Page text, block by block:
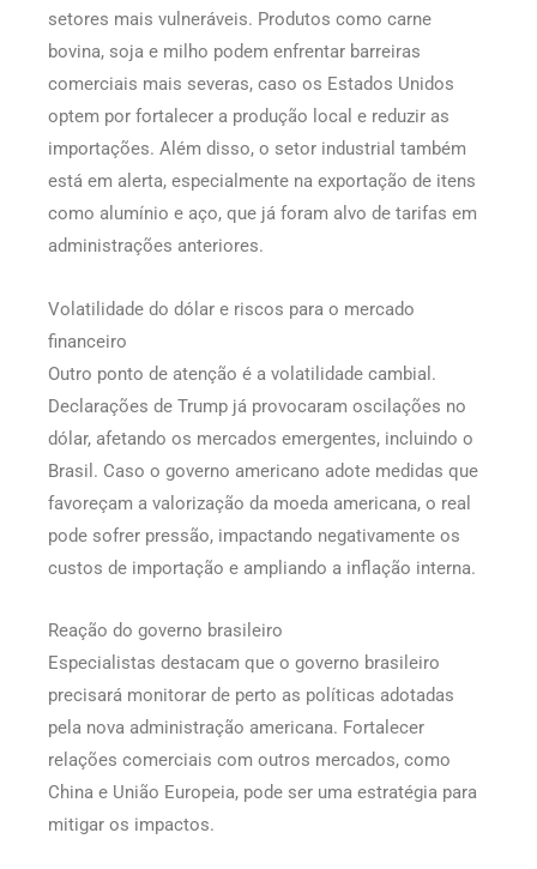
setores mais vulneráveis. Produtos como carne
bovina, soja e milho podem enfrentar barreiras
comerciais mais severas, caso os Estados Unidos
optem por fortalecer a produção local e reduzir as
importações. Além disso, o setor industrial também
está em alerta, especialmente na exportação de itens
como alumínio e aço, que já foram alvo de tarifas em
administrações anteriores.
Volatilidade do dólar e riscos para o mercado
financeiro
Outro ponto de atenção é a volatilidade cambial.
Declarações de Trump já provocaram oscilações no
dólar, afetando os mercados emergentes, incluindo o
Brasil. Caso o governo americano adote medidas que
favoreçam a valorização da moeda americana, o real
pode sofrer pressão, impactando negativamente os
custos de importação e ampliando a inflação interna.
Reação do governo brasileiro
Especialistas destacam que o governo brasileiro
precisará monitorar de perto as políticas adotadas
pela nova administração americana. Fortalecer
relações comerciais com outros mercados, como
China e União Europeia, pode ser uma estratégia para
mitigar os impactos.